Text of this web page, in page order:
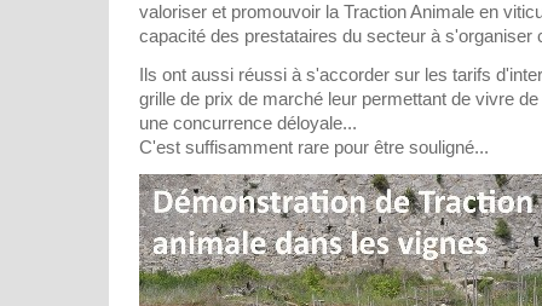
valoriser et promouvoir la Traction Animale en
capacité des prestataires du secteur à s'organiser
Ils ont aussi réussi à s'accorder sur les tarifs
grille de prix de marché leur permettant de vivre
une concurrence déloyale...
C'est suffisamment rare pour être souligné...